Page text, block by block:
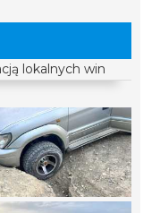
lokalnych win